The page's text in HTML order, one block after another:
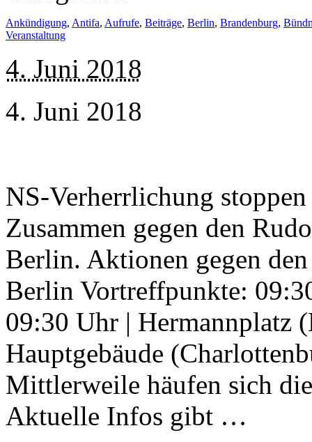
Ankündigung, Antifa, Aufrufe, Beiträge, Berlin, Brandenburg,
Veranstaltung
4. Juni 2018
4. Juni 2018
NS-Verherrlichung
Zusammen gegen den
Berlin. Aktionen gegen
Berlin Vortreffpunkte:
09:30 Uhr | Hermannplatz
Hauptgebäude
Mittlerweile häufen sich
Aktuelle Infos gibt …